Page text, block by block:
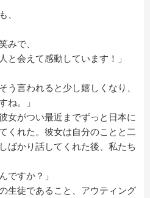
、
みで、
と会えて感動しています！」
う言われると少し嬉しくなり、
ね。」
女がつい最近までずっと日本に
くれた。彼女は自分のことと二
ばかり話してくれた後、私たち
ですか？」
生徒であること、アウティング